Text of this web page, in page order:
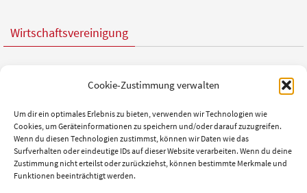
Cookie-Zustimmung verwalten
Um dir ein optimales Erlebnis zu bieten, verwenden wir Technologien wie
Cookies, um Geräteinformationen zu speichern und/oder darauf zuzugreifen.
Wenn du diesen Technologien zustimmst, können wir Daten wie das
Surfverhalten oder eindeutige IDs auf dieser Website verarbeiten. Wenn du deine
Zustimmung nicht erteilst oder zurückziehst, können bestimmte Merkmale und
Funktionen beeinträchtigt werden.
Wirtschaftsvereinigung